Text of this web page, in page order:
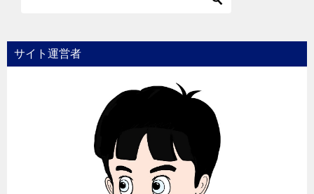
サイト運営者